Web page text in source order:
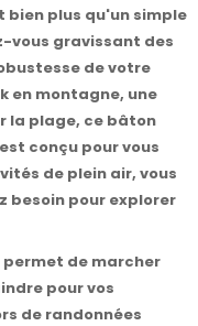
bien plus qu'un simple
vous gravissant des
de votre
en montagne, une
la plage, ce bâton
conçu pour vous
de plein air, vous
besoin pour explorer
de marcher
pour vos
de randonnées